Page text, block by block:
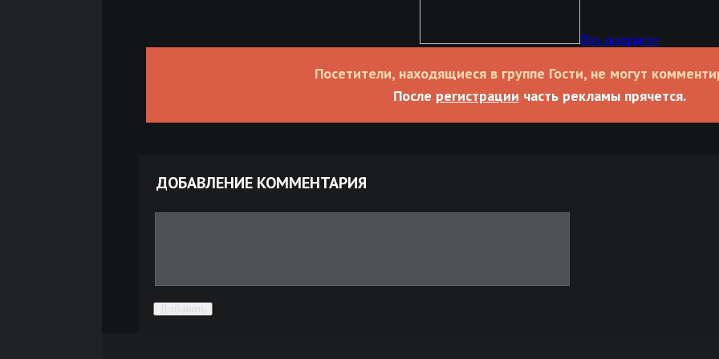
Про экзорцизм
Посетители, находящиеся в группе Гости, не могут
После регистрации часть рекламы прячется.
ДОБАВЛЕНИЕ КОММЕНТАРИЯ
Добавить